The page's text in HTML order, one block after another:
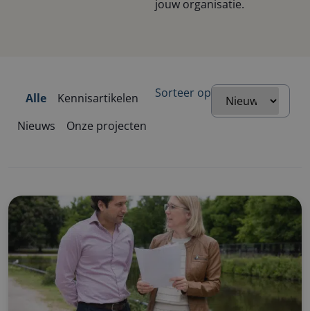
jouw organisatie.
Kennisartikelen
Nieuws
Onze projecten
Alle Sorteer op